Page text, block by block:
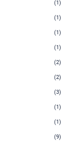
(1)
(1)
(1)
(1)
(2)
(2)
(3)
(1)
(1)
(9)